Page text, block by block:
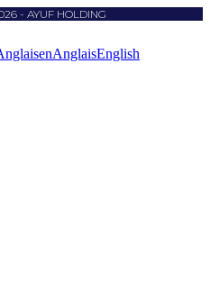
- AYUF HOLDING
enAnglaisEnglish